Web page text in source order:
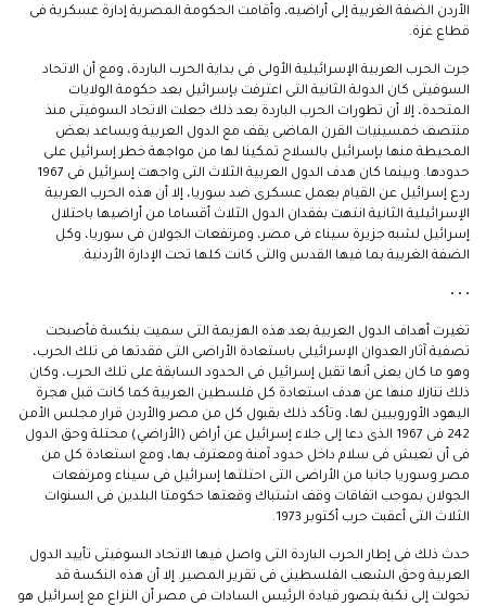
الأردن الضفة الغربية إلى أراضيه، وأقامت الحكومة المصرية إدارة عسكرية فى
قطاع غزة.
جرت الحرب العربية الإسرائيلية الأولى فى بداية الحرب الباردة، ومع أن الاتحاد
السوفيتى كان الدولة الثانية التى اعترفت بإسرائيل بعد حكومة الولايات
المتحدة، إلا أن تطورات الحرب الباردة بعد ذلك جعلت الاتحاد السوفيتى منذ
منتصف خمسينيات القرن الماضى يقف مع الدول العربية ويساعد بعض
المحيطة منها بإسرائيل بالسلاح تمكينا لها من مواجهة خطر إسرائيل على
حدودها. وبينما كان هدف الدول العربية الثلاث التى واجهت إسرائيل فى 1967
ردع إسرائيل عن القيام بعمل عسكرى ضد سوريا، إلا أن هذه الحرب العربية
الإسرائيلية الثانية انتهت بفقدان الدول الثلاث أقساما من أراضيها باحتلال
إسرائيل لشبه جزيرة سيناء فى مصر، ومرتفعات الجولان فى سوريا، وكل
الضفة الغربية بما فيها القدس والتى كانت كلها تحت الإدارة الأردنية.
• • •
تغيرت أهداف الدول العربية بعد هذه الهزيمة التى سميت بنكسة فأصبحت
تصفية آثار العدوان الإسرائيلى باستعادة الأراضى التى فقدتها فى تلك الحرب،
وهو ما كان يعنى أنها تقبل إسرائيل فى الحدود السابقة على تلك الحرب، وكان
ذلك تنازلا منها عن هدف استعادة كل فلسطين العربية كما كانت قبل هجرة
اليهود الأوروبيين لها، وتأكد ذلك بقبول كل من مصر والأردن قرار مجلس الأمن
242 فى 1967 الذى دعا إلى جلاء إسرائيل عن أراض (الأراضي) محتلة وحق الدول
فى أن تعيش فى سلام داخل حدود آمنة ومعترف بها، ومع استعادة كل من
مصر وسوريا جانبا من الأراضى التى احتلتها إسرائيل فى سيناء ومرتفعات
الجولان بموجب اتفاقات وقف اشتباك وقعتها حكومتا البلدين فى السنوات
الثلاث التى أعقبت حرب أكتوبر 1973.
حدث ذلك فى إطار الحرب الباردة التى واصل فيها الاتحاد السوفيتى تأييد الدول
العربية وحق الشعب الفلسطينى فى تقرير المصير. إلا أن هذه النكسة قد
تحولت إلى نكبة بتصور قيادة الرئيس السادات فى مصر أن النزاع مع إسرائيل هو